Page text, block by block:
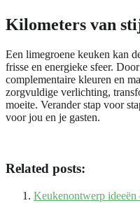
Kilometers van
Een limegroene keuken kan
frisse en energieke sfeer.
complementaire kleuren en
zorgvuldige verlichting,
moeite. Verander stap voor
voor jou en je gasten.
Related posts:
Keukenontwerp ideeën